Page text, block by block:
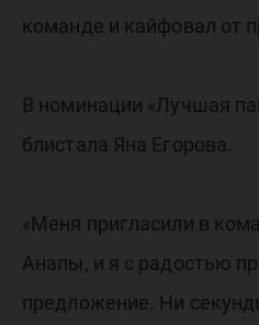
команде и кайфовал от
В номинации «Лучшая
блистала Яна Егорова.
«Меня пригласили в
Анапы, и я с радостью
предложение. Ни